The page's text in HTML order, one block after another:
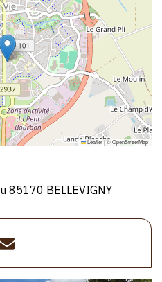
Leaflet|©OpenStreetMap
85170 BELLEVIGNY